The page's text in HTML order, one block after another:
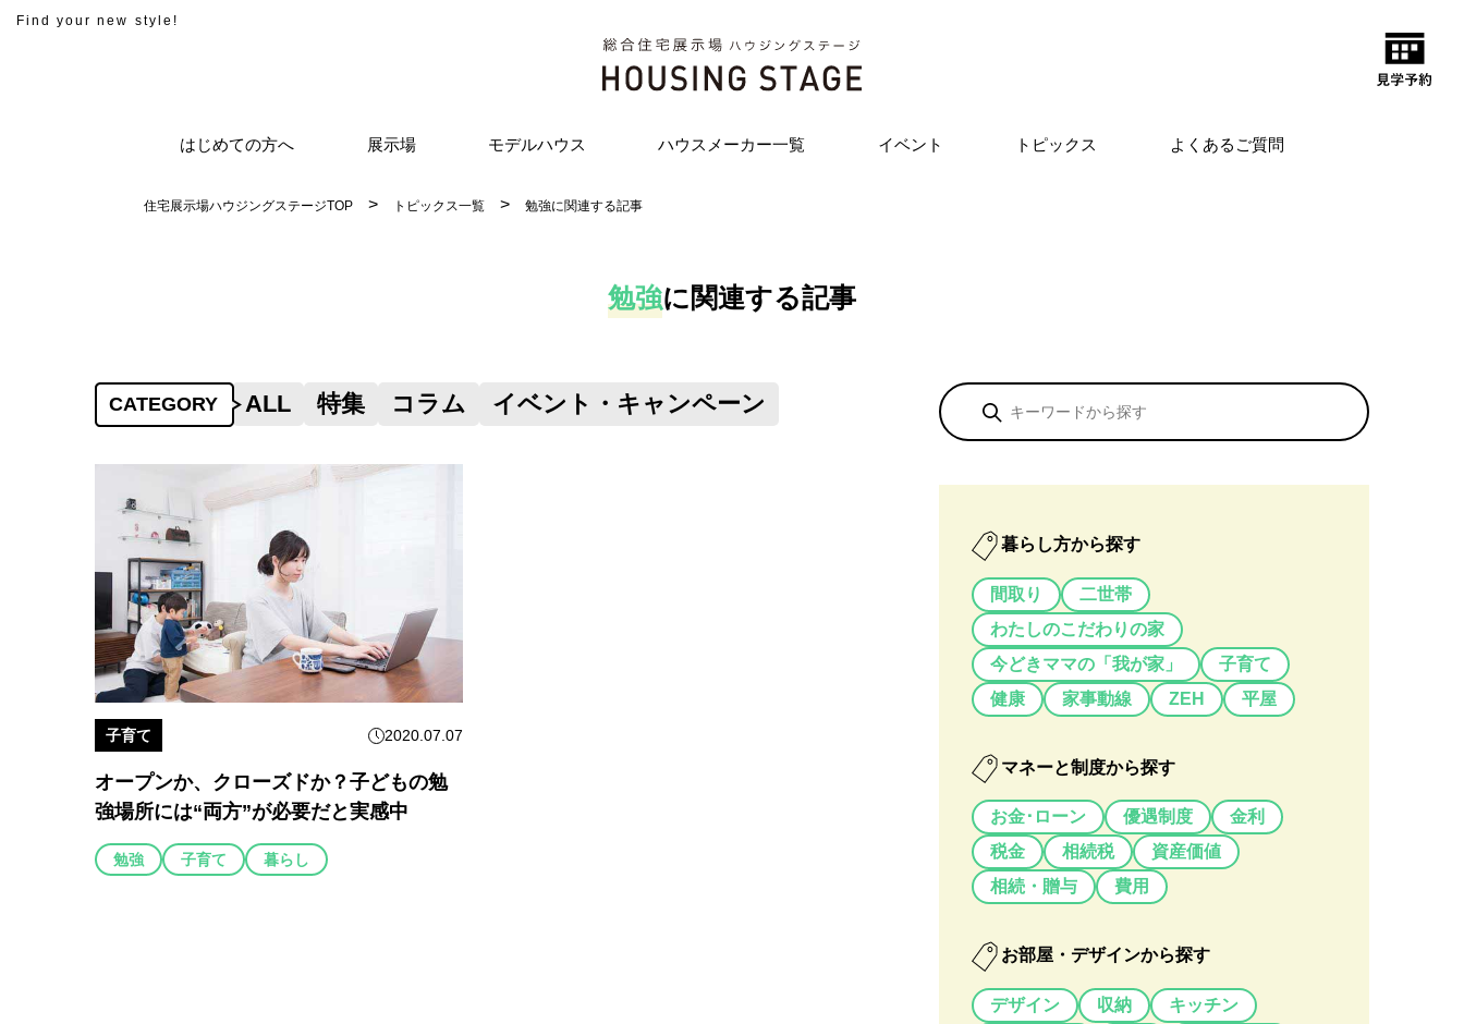
Find your new style!
はじめての方へ 展示場 モデルハウス ハウスメーカー一覧 イベント トピックス よくあるご質問
住宅展示場ハウジングステージTOP トピックス一覧 勉強に関連する記事
勉強に関連する記事
CATEGORY ALL 特集 コラム イベント・キャンペーン
子育て 2020.07.07
オープンか、クローズドか？子どもの勉
強場所には“両方”が必要だと実感中
勉強 子育て 暮らし
暮らし方から探す
間取り
二世帯
わたしのこだわりの家
今どきママの「我が家」
子育て
健康
家事動線 ZEH 平屋
マネーと制度から探す
お金･ローン 優遇制度
金利
税金
相続税
資産価値
相続・贈与
費用
お部屋・デザインから探す
デザイン 収納
キッチン